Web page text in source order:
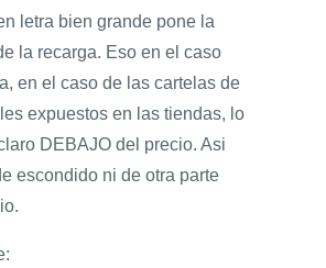
letra bien grande pone la
la recarga. Eso en el caso
en el caso de las cartelas de
expuestos en las tiendas, lo
DEBAJO del precio. Asi
escondido ni de otra parte